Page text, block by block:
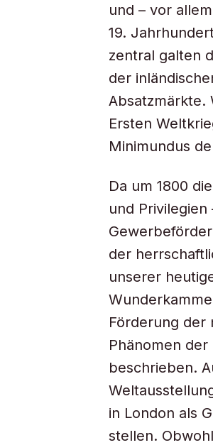
und – vor
19.
zentral galten
der
Absatzmärkte.
Ersten
Minimundus
Da um 1800
und
der
unserer
Förderung der
Phänomen
beschrieben.
in London als
stellen.